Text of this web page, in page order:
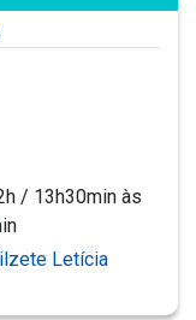
/ 13h30min às
Letícia